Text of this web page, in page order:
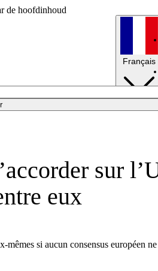
de hoofdinhoud
Français
sur
eux
si aucun consensus européen